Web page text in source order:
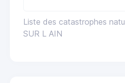
Liste des catastrophes
SUR L AIN